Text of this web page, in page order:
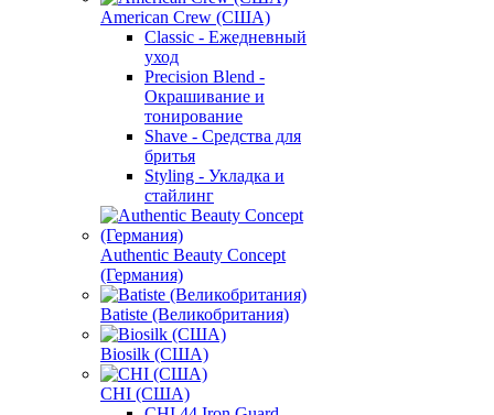
American Crew (США)
Classic - Ежедневный
уход
Precision Blend -
Окрашивание и
тонирование
Shave - Средства для
бритья
Styling - Укладка и
стайлинг
Authentic Beauty Concept
(Германия)
Batiste (Великобритания)
Biosilk (США)
CHI (США)